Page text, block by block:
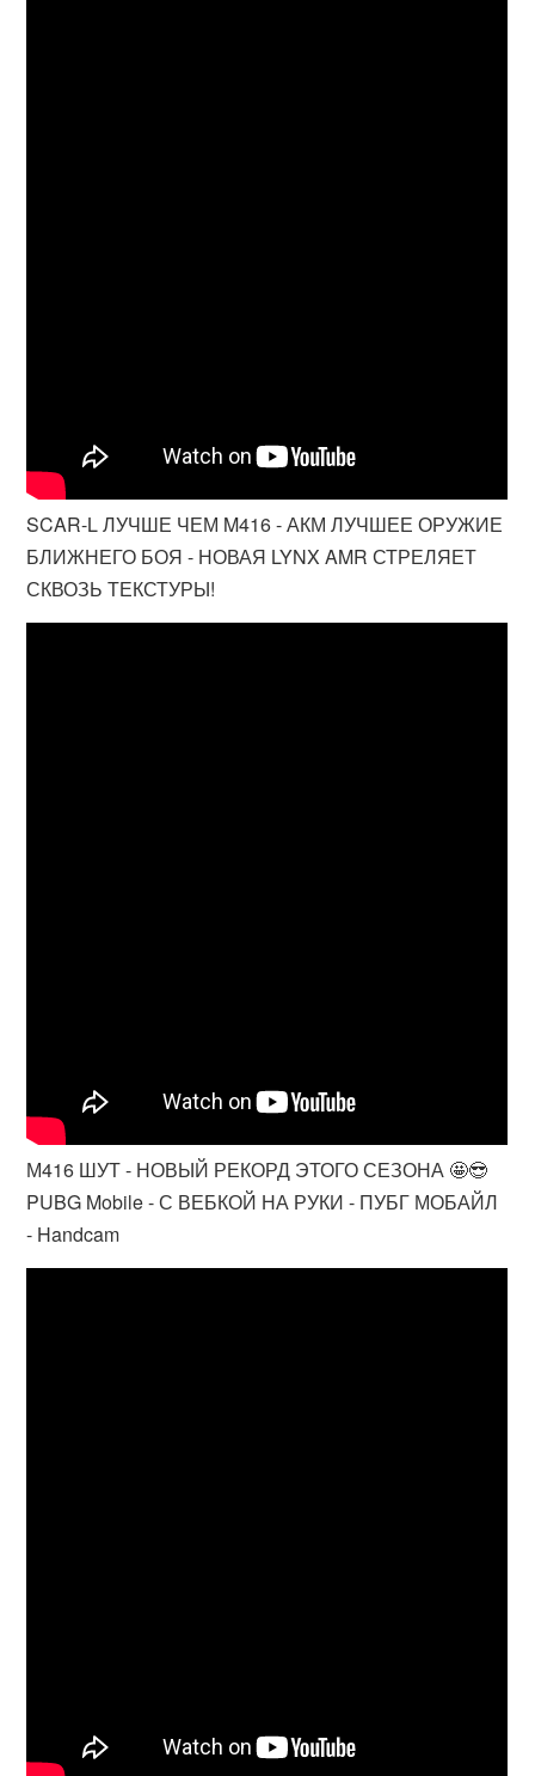
SCAR-L ЛУЧШЕ ЧЕМ M416 - АКМ ЛУЧШЕЕ ОРУЖИЕ
БЛИЖНЕГО БОЯ - НОВАЯ LYNX AMR СТРЕЛЯЕТ
СКВОЗЬ ТЕКСТУРЫ!
М416 ШУТ - НОВЫЙ РЕКОРД ЭТОГО СЕЗОНА 🤩😎
PUBG Mobile - С ВЕБКОЙ НА РУКИ - ПУБГ МОБАЙЛ
- Handcam